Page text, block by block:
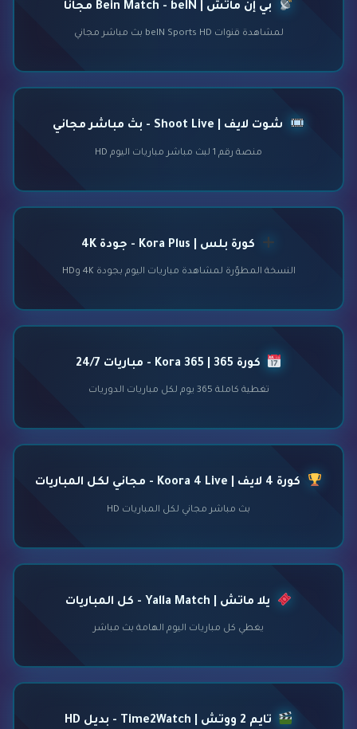
بي إن ماتش | Bein Match - beIN مجاناً
لمشاهدة قنوات beIN Sports HD بث مباشر مجاني
شوت لايف | Shoot Live - بث مباشر مجاني
منصة رقم 1 لبث مباشر مباريات اليوم HD
كورة بلس | Kora Plus - جودة 4K
النسخة المطوّرة لمشاهدة مباريات اليوم بجودة 4K وHD
كورة 365 | Kora 365 - مباريات 24/7
تغطية كاملة 365 يوم لكل مباريات الدوريات
كورة 4 لايف | Koora 4 Live - مجاني لكل المباريات
بث مباشر مجاني لكل المباريات HD
يلا ماتش | Yalla Match - كل المباريات
يغطي كل مباريات اليوم الهامة بث مباشر
تايم 2 ووتش | Time2Watch - بديل HD